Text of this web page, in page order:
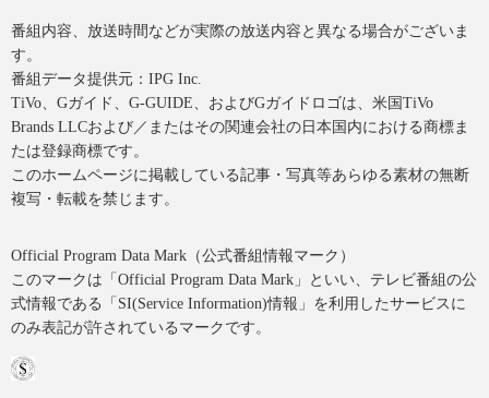
番組内容、放送時間などが実際の放送内容と異なる場合がございま
す。
番組データ提供元：IPG Inc.
TiVo、Gガイド、G-GUIDE、およびGガイドロゴは、米国TiVo
Brands LLCおよび／またはその関連会社の日本国内における商標ま
たは登録商標です。
このホームページに掲載している記事・写真等あらゆる素材の無断
複写・転載を禁じます。
Official Program Data Mark（公式番組情報マーク）
このマークは「Official Program Data Mark」といい、テレビ番組の公
式情報である「SI(Service Information)情報」を利用したサービスに
のみ表記が許されているマークです。